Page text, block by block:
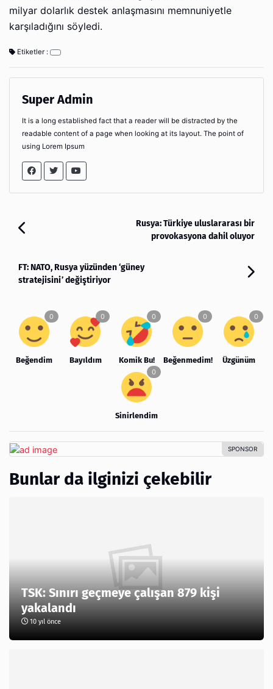
milyar dolarlık destek anlaşmasını memnuniyetle
karşıladığını söyledi.
Etiketler :
Super Admin
It is a long established fact that a reader will be distracted by the
readable content of a page when looking at its layout. The point of
using Lorem Ipsum
Rusya: Türkiye uluslararası bir
provokasyona dahil oluyor
FT: NATO, Rusya yüzünden ‘güney
stratejisini’ değiştiriyor
Beğendim Bayıldım Komik Bu! Beğenmedim! Üzgünüm
Sinirlendim
Bunlar da ilginizi çekebilir
TSK: Sınırı geçmeye çalışan 879 kişi
yakalandı
10 yıl önce